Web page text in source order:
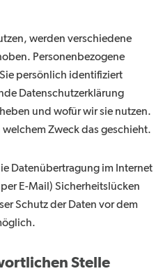
werden verschiedene
Personenbezogene
persönlich identifiziert
Datenschutzerklärung
und wofür wir sie nutzen.
Zweck das geschieht.
Datenübertragung im Internet
E-Mail) Sicherheitslücken
Schutz der Daten vor dem
Stelle